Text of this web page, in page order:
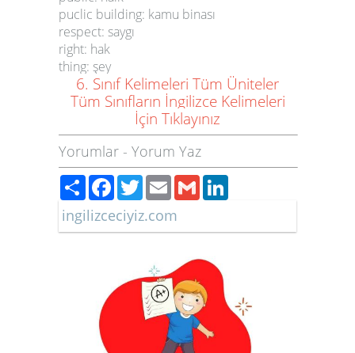
puclic building: kamu binası
respect: saygı
right: hak
thing: şey
6. Sınıf Kelimeleri Tüm Üniteler
Tüm Sınıfların İngilizce Kelimeleri
İçin Tıklayınız
Yorumlar - Yorum Yaz
PaylaşFacebook
TwitterEmailGmail
ingilizceciyiz.com